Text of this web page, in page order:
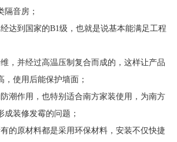
隔音房；
达到国家的B1级，也就是说基本能满足工程
，并经过高温压制复合而成的，这样让产品
使用后能保护墙面；
潮作用，也特别适合南方家装使用，为南方
装修发霉的问题；
的原材料都是采用环保材料，安装不仅快捷